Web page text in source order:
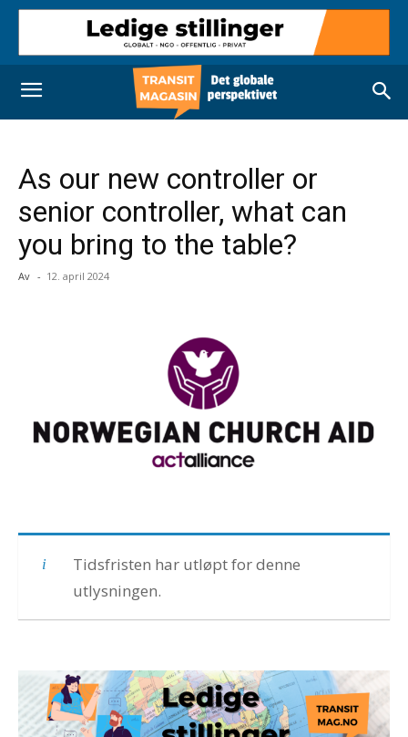
As our new controller or
senior controller, what can
you bring to the table?
Av - 12. april 2024
Tidsfristen har utløpt for denne
utlysningen.